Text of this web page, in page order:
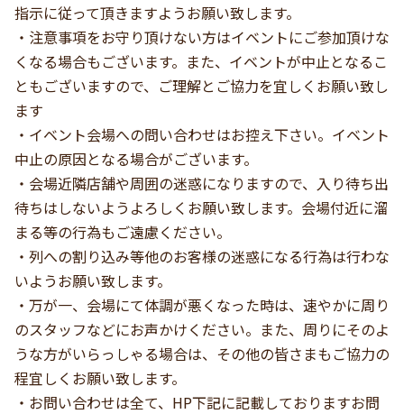
指示に従って頂きますようお願い致します。
・注意事項をお守り頂けない方はイベントにご参加頂けな
くなる場合もございます。また、イベントが中止となるこ
ともございますので、ご理解とご協力を宜しくお願い致し
ます
・イベント会場への問い合わせはお控え下さい。イベント
中止の原因となる場合がございます。
・会場近隣店舗や周囲の迷惑になりますので、入り待ち出
待ちはしないようよろしくお願い致します。会場付近に溜
まる等の行為もご遠慮ください。
・列への割り込み等他のお客様の迷惑になる行為は行わな
いようお願い致します。
・万が一、会場にて体調が悪くなった時は、速やかに周り
のスタッフなどにお声かけください。また、周りにそのよ
うな方がいらっしゃる場合は、その他の皆さまもご協力の
程宜しくお願い致します。
・お問い合わせは全て、HP下記に記載しておりますお問